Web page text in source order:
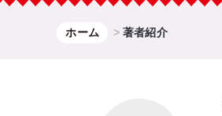
ホーム 著者紹介